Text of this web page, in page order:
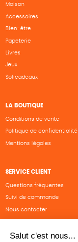
Maison
Accessoires
Bien-être
Papeterie
Livres
Jeux
Solicadeaux
LA BOUTIQUE
Conditions de vente
Politique de confidentialité
Mentions légales
SERVICE CLIENT
Questions fréquentes
Suivi de commande
Nous contacter